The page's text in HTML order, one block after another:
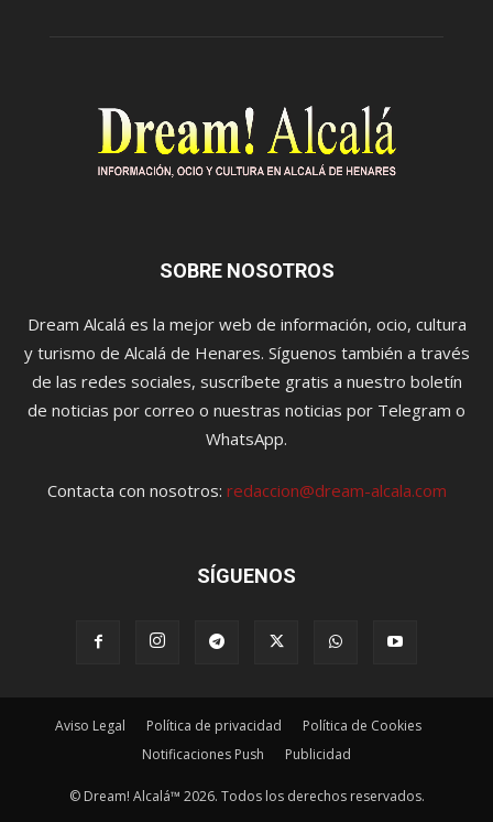
SOBRE NOSOTROS
Dream Alcalá es la mejor web de información, ocio, cultura
y turismo de Alcalá de Henares. Síguenos también a través
de las redes sociales, suscríbete gratis a nuestro boletín
de noticias por correo o nuestras noticias por Telegram o
WhatsApp.
Contacta con nosotros: redaccion@dream-alcala.com
SÍGUENOS
Aviso Legal Política de privacidad
Política de Cookies
Notificaciones Push
Publicidad
© Dream! Alcalá™ 2026. Todos los derechos reservados.